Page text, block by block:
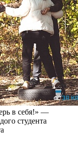
в себя!» —
студента